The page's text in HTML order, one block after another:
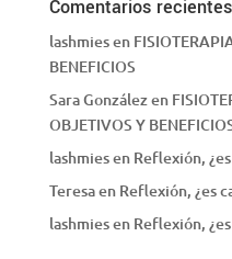
Comentarios recientes
lashmiesen
BENEFICIOS
Sara Gonzálezen
OBJETIVOS Y
lashmiesen Reflexión,
Teresaen Reflexión, ¿es
lashmiesen Reflexión,